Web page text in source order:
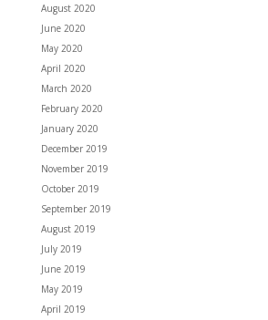
August 2020
June 2020
May 2020
April 2020
March 2020
February 2020
January 2020
December 2019
November 2019
October 2019
September 2019
August 2019
July 2019
June 2019
May 2019
April 2019